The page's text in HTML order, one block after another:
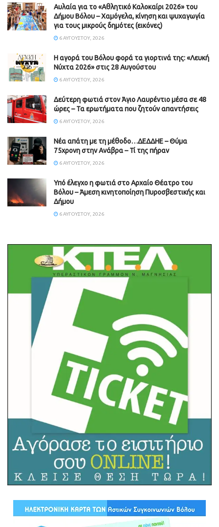
Αυλαία για το «Αθλητικό Καλοκαίρι 2026» του
Δήμου Βόλου – Χαμόγελα, κίνηση και ψυχαγωγία
για τους μικρούς δημότες (εικόνες)
6 ΑΥΓΟΎΣΤΟΥ, 2026
Η αγορά του Βόλου φορά τα γιορτινά της: «Λευκή
Νύχτα 2026» στις 28 Αυγούστου
6 ΑΥΓΟΎΣΤΟΥ, 2026
Δεύτερη φωτιά στον Άγιο Λαυρέντιο μέσα σε 48
ώρες – Τα ερωτήματα που ζητούν απαντήσεις
6 ΑΥΓΟΎΣΤΟΥ, 2026
Νέα απάτη με τη μέθοδο…ΔΕΔΔΗΕ – Θύμα
75χρονη στην Ανάβρα – Τί της πήραν
6 ΑΥΓΟΎΣΤΟΥ, 2026
Υπό έλεγχο η φωτιά στο Αρχαίο Θέατρο του
Βόλου – Άμεση κινητοποίηση Πυροσβεστικής και
Δήμου
6 ΑΥΓΟΎΣΤΟΥ, 2026